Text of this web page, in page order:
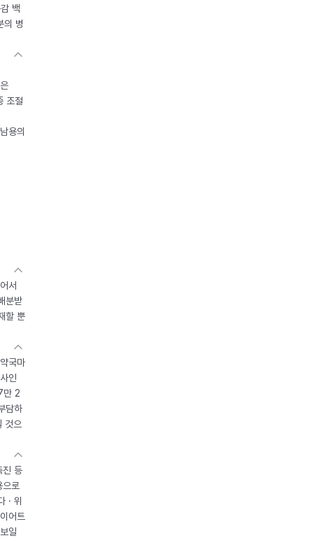
백
의 병
조절
용의
서
분받
할 뿐
국마
인
만 2
담하
것으
진 등
로
· 위
어트
일